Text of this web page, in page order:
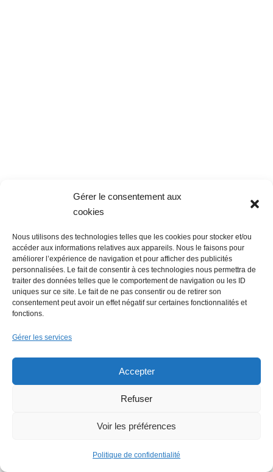
Gérer le consentement aux
cookies
Nous utilisons des technologies telles que les cookies pour stocker et/ou
accéder aux informations relatives aux appareils. Nous le faisons pour
améliorer l’expérience de navigation et pour afficher des publicités
personnalisées. Le fait de consentir à ces technologies nous permettra de
traiter des données telles que le comportement de navigation ou les ID
uniques sur ce site. Le fait de ne pas consentir ou de retirer son
consentement peut avoir un effet négatif sur certaines fonctionnalités et
fonctions.
Gérer les services
Accepter
Refuser
Voir les préférences
Politique de confidentialité
Faire un don (déductible des
Nantes
Faire un don